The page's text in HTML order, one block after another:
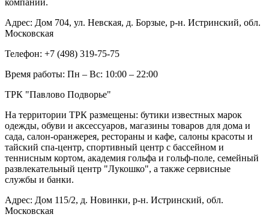
компании.
Адрес: Дом 704, ул. Невская, д. Борзые, р-н. Истринский, обл.
Московская
Телефон: +7 (498) 319-75-75
Время работы: Пн – Вс: 10:00 – 22:00
ТРК "Павлово Подворье"
На территории ТРК размещены: бутики известных марок
одежды, обуви и аксессуаров, магазины товаров для дома и
сада, салон-оранжерея, рестораны и кафе, салоны красоты и
тайский спа-центр, спортивный центр с бассейном и
теннисным кортом, академия гольфа и гольф-поле, семейный
развлекательный центр "Лукошко", а также сервисные
службы и банки.
Адрес: Дом 115/2, д. Новинки, р-н. Истринский, обл.
Московская